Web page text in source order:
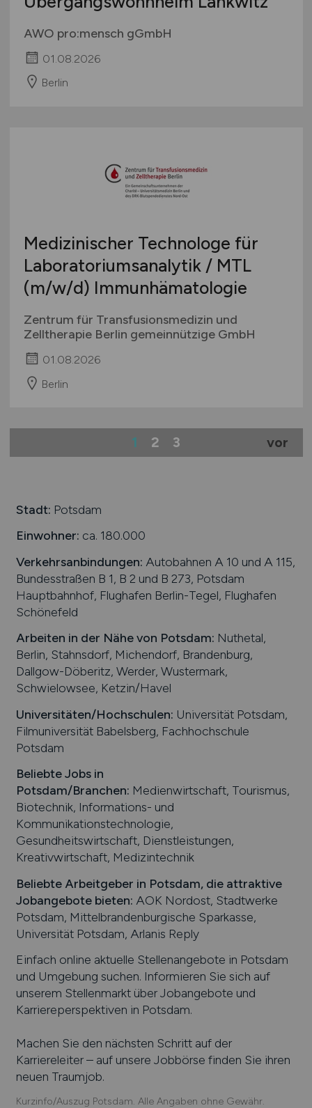
AWO pro:mensch gGmbH
01.08.2026
Berlin
Medizinischer Technologe für
Laboratoriumsanalytik / MTL
(m/w/d) Immunhämatologie
Zentrum für Transfusionsmedizin und
Zelltherapie Berlin gemeinnützige GmbH
01.08.2026
Berlin
1 2 3 vor
Stadt: Potsdam
Einwohner: ca. 180.000
Verkehrsanbindungen: Autobahnen A 10 und A 115,
Bundesstraßen B 1, B 2 und B 273, Potsdam
Hauptbahnhof, Flughafen Berlin-Tegel, Flughafen
Schönefeld
Arbeiten in der Nähe von Potsdam: Nuthetal,
Berlin, Stahnsdorf, Michendorf, Brandenburg,
Dallgow-Döberitz, Werder, Wustermark,
Schwielowsee, Ketzin/Havel
Universitäten/Hochschulen: Universität Potsdam,
Filmuniversität Babelsberg, Fachhochschule
Potsdam
Beliebte Jobs in
Potsdam/Branchen: Medienwirtschaft, Tourismus,
Biotechnik, Informations- und
Kommunikationstechnologie,
Gesundheitswirtschaft, Dienstleistungen,
Kreativwirtschaft, Medizintechnik
Beliebte Arbeitgeber in Potsdam, die attraktive
Jobangebote bieten: AOK Nordost, Stadtwerke
Potsdam, Mittelbrandenburgische Sparkasse,
Universität Potsdam, Arlanis Reply
Einfach online aktuelle Stellenangebote in Potsdam
und Umgebung suchen. Informieren Sie sich auf
unserem Stellenmarkt über Jobangebote und
Karriereperspektiven in Potsdam.
Machen Sie den nächsten Schritt auf der
Karriereleiter – auf unsere Jobbörse finden Sie ihren
neuen Traumjob.
Kurzinfo/Auszug Potsdam. Alle Angaben ohne Gewähr.